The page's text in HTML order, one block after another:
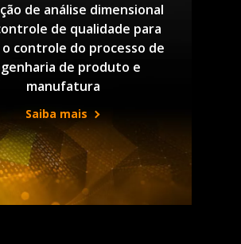
de análise dimensional
de qualidade para
controle do processo de
de produto e
manufatura
Saiba mais